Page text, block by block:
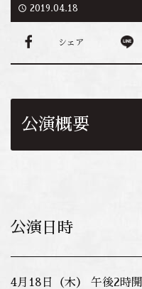
access_time 2019.04.18
シェア
公演概要
公演日時
4月18日（木） 午後2時